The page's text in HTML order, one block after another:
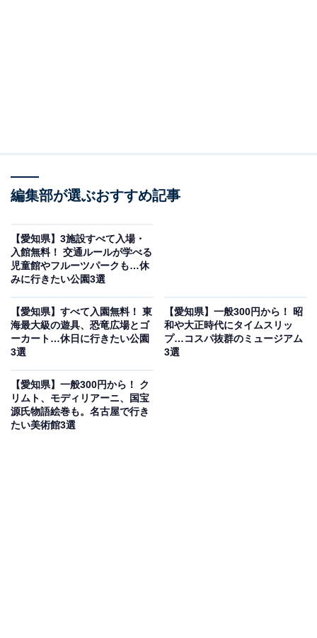
銭湯がそのまま現れます。番台・アルミの湯桶・藤カ
ゴ・石けん・番傘など、今の銭湯ではもうお目にかかれ
マニア必見の「白ケロリン桶（レアアイテム）」も展示
中。昭和の銭湯を代表するアイテム「オカマドライヤー
（ヘルメット型ドライヤー）」とマッサージチェアは完
動品で、実際に硬貨を入れて体験することができます。
なども販売中。愛知県内の銭湯マップも無料で配布して
います。鶴舞公園の近くに位置し、散策がてら立ち寄れ
る穴場スポットです。
編集部が選ぶおすすめ記事
【愛知県】3施設すべて入場・
入館無料！ 交通ルールが学べる
児童館やフルーツパークも…休
みに行きたい公園3選
【愛知県】すべて入園無料！ 東
海最大級の遊具、恐竜広場とゴ
ーカート…休日に行きたい公園
3選
【愛知県】一般300円から！ 昭
和や大正時代にタイムスリッ
プ…コスパ抜群のミュージアム
3選
【愛知県】一般300円から！ ク
リムト、モディリアーニ、国宝
源氏物語絵巻も。名古屋で行き
たい美術館3選